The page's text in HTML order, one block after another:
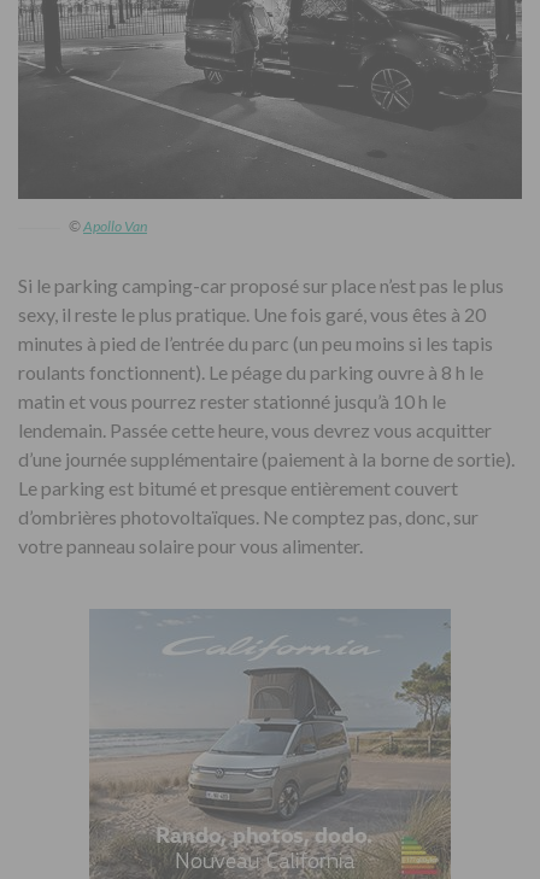
©Apollo Van
Si le parking camping-car proposé sur place n’est pas le plus
sexy, il reste le plus pratique. Une fois garé, vous êtes à 20
minutes à pied de l’entrée du parc (un peu moins si les tapis
roulants fonctionnent). Le péage du parking ouvre à 8 h le
matin et vous pourrez rester stationné jusqu’à 10 h le
lendemain. Passée cette heure, vous devrez vous acquitter
d’une journée supplémentaire (paiement à la borne de sortie).
Le parking est bitumé et presque entièrement couvert
d’ombrières photovoltaïques. Ne comptez pas, donc, sur
votre panneau solaire pour vous alimenter.